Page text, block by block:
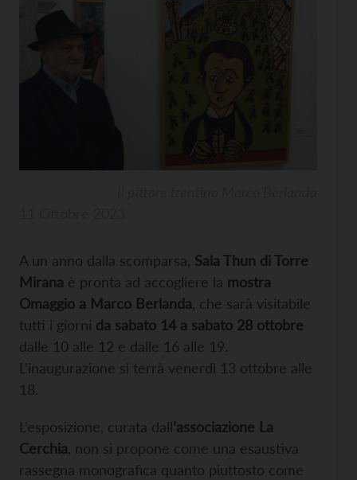
A un anno dalla scomparsa, Sala Thun di Torre
Mirana è pronta ad accogliere la mostra
Omaggio a Marco Berlanda , che sarà visitabile
tutti i giorni da sabato 14 a sabato 28 ottobre
dalle 10 alle 12 e dalle 16 alle 19.
L’inaugurazione si terrà venerdì 13 ottobre alle
18.
L’esposizione, curata dall’associazione La
Cerchia , non si propone come una esaustiva
rassegna monografica quanto piuttosto come